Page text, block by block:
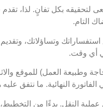
لتحقيقه بكل تفانٍ. لذا،
التام.
استفساراتك وتساؤلاتك،
أي وقت.
العمل) للموقع
النهائية. ما نتفق
بدءًا من التخطيط،